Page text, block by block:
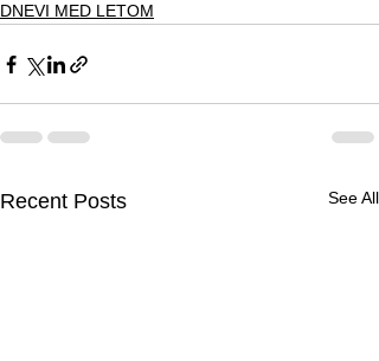
DNEVI MED LETOM
Recent Posts See All